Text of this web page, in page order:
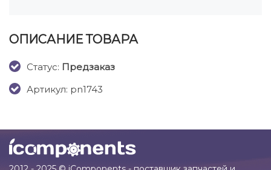
ОПИСАНИЕ ТОВАРА
Cтатус: Предзаказ
Артикул: pn1743